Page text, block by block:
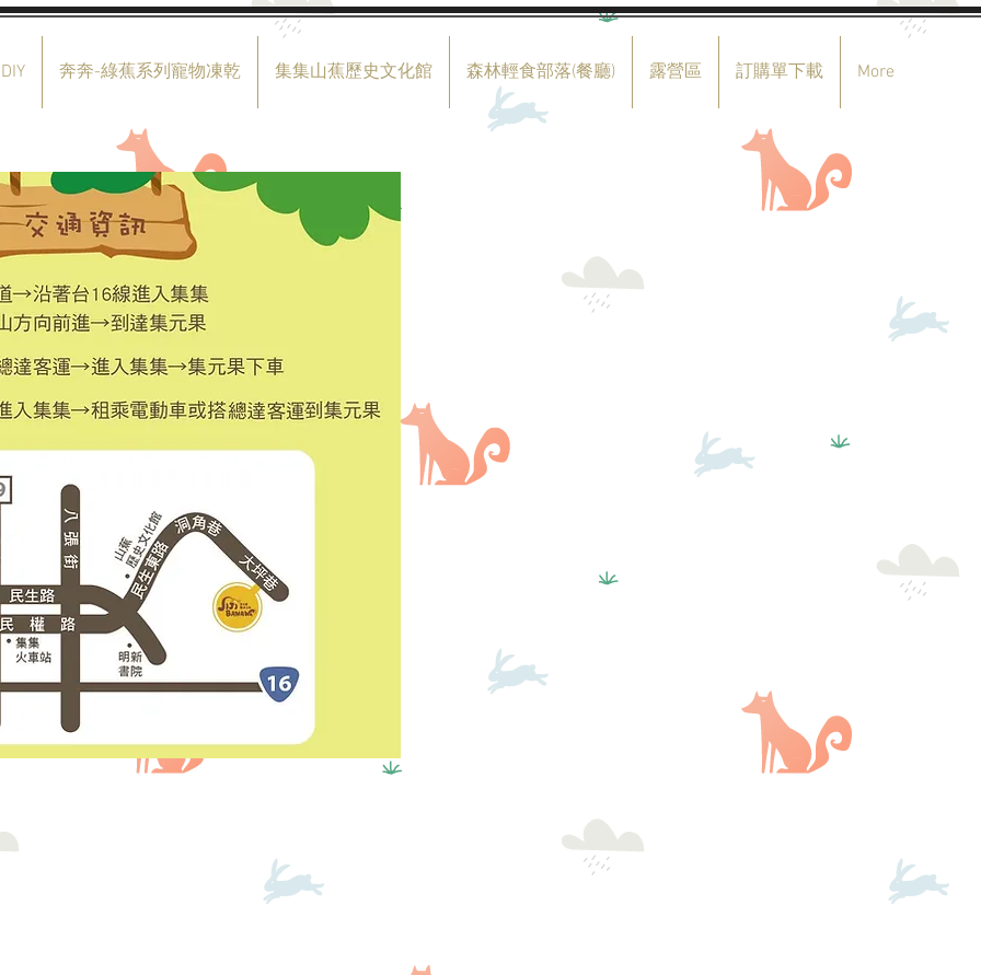
DIY 奔奔-綠蕉系列寵物凍乾 集集山蕉歷史文化館 森林輕食部落(餐廳) 露營區 訂購單下載 More